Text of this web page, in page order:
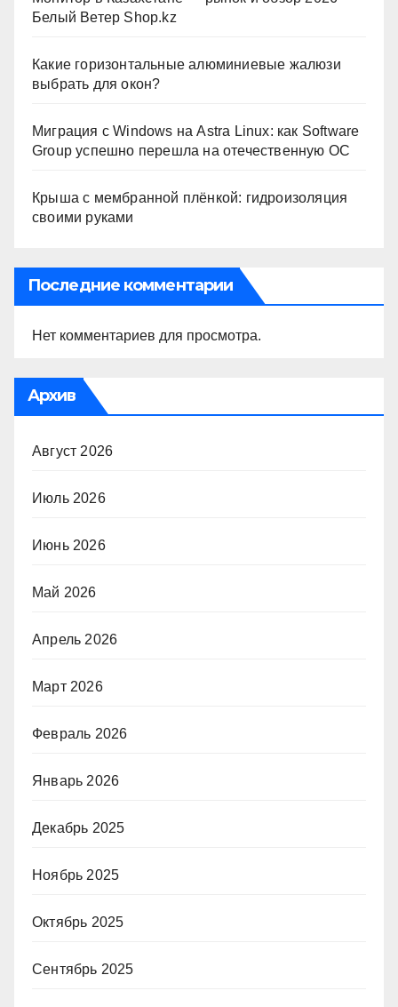
Белый Ветер Shop.kz
Какие горизонтальные алюминиевые жалюзи
выбрать для окон?
Миграция с Windows на Astra Linux: как Software
Group успешно перешла на отечественную ОС
Крыша с мембранной плёнкой: гидроизоляция
своими руками
Последние комментарии
Нет комментариев для просмотра.
Архив
Август 2026
Июль 2026
Июнь 2026
Май 2026
Апрель 2026
Март 2026
Февраль 2026
Январь 2026
Декабрь 2025
Ноябрь 2025
Октябрь 2025
Сентябрь 2025